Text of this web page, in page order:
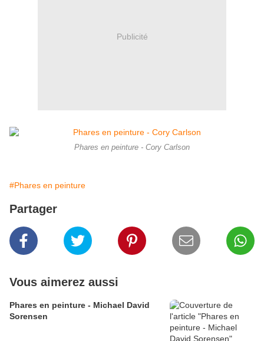
Publicité
Phares en peinture - Cory Carlson
#Phares en peinture
Partager
Vous aimerez aussi
Phares en peinture - Michael David
Sorensen